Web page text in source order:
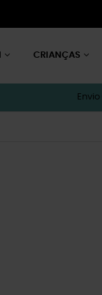
CRIANÇAS
Envio